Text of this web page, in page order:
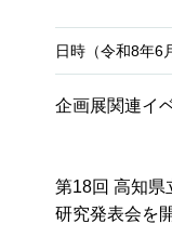
日時（令和8年6
企画展関連イ
第18回 高知県
研究発表会を